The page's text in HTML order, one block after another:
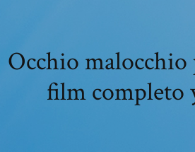
Occhio malocchio
film completo